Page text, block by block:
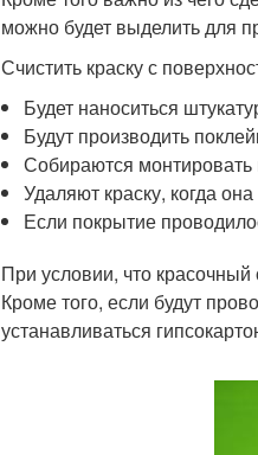
можно будет выделить для
Счистить краску с
Будет наноситься
Будут производить
Собираются монтировать
Удаляют краску, когда
Если покрытие
При условии, что
Кроме того, если будут
устанавливаться